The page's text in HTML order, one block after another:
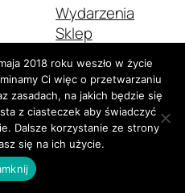
Wydarzenia
Sklep
Motywy
Stworzone zWordPress
2018 roku weszło w życie
Ci więc o przetwarzaniu
zasadach, na jakich będzie się
z ciasteczek aby świadczyć
Dalsze korzystanie ze strony
się na ich użycie.